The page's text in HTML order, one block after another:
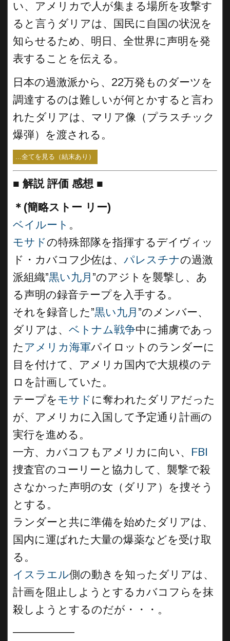
い、アメリカで人が集まる場所を攻撃す
ると言うダリアは、国民に自国の状況を
知らせるため、明日、全世界に声明を発
表することを伝える。
日本の過激派から、22万発ものダーツを
調達するのは難しいが何とかすると言わ
れたダリアは、マリア像（プラスチック
爆弾）を渡される。
...全てを見る（結末あり）
■ 解説 評価 感想 ■
＊(簡略ストー リー)
ベイルート 。
モサドの特殊部隊を指揮するデイヴィッ
ド・カバコフ少佐は、 パレスチナの過激
派組織”黒い九月 ”のアジトを襲撃し、あ
る声明の録音テープを入手する。
それを録音した”黒い九月 ”のメンバー、
ダリアは、 ベトナム戦争中に捕虜であっ
た アメリカ海軍パイロットのランダーに
目を付けて、アメリカ国内で大規模のテ
ロを計画していた。
テープをモサド に奪われたダリアだった
が、アメリカに入国して予定通り計画の
実行を進める。
一方、カバコフもアメリカに向い、 FBI
捜査官のコーリーと協力して、襲撃で殺
さなかった声明の女（ダリア）を捜そう
とする。
ランダーと共に準備を始めたダリアは、
国内に運ばれた大量の爆薬などを受け取
る。
イスラエル側の動きを知ったダリアは、
計画を阻止しようとするカバコフらを抹
殺しようとするのだが・・・。